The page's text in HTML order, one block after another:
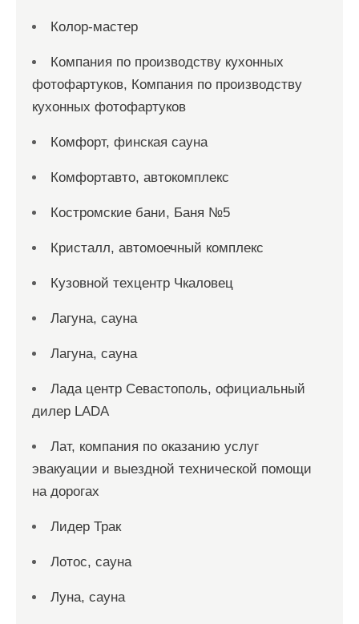
Колор-мастер
Компания по производству кухонных
фотофартуков, Компания по производству
кухонных фотофартуков
Комфорт, финская сауна
Комфортавто, автокомплекс
Костромские бани, Баня №5
Кристалл, автомоечный комплекс
Кузовной техцентр Чкаловец
Лагуна, сауна
Лагуна, сауна
Лада центр Севастополь, официальный
дилер LADA
Лат, компания по оказанию услуг
эвакуации и выездной технической помощи
на дорогах
Лидер Трак
Лотос, сауна
Луна, сауна